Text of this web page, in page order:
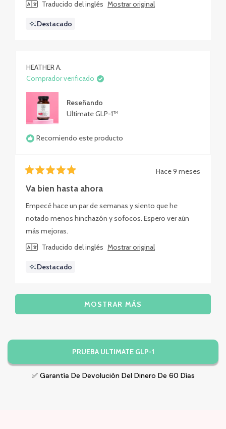
Traducido del inglés Mostrar original
Destacado
HEATHER A.
Comprador verificado
Reseñando
Ultimate GLP-1™
Recomiendo este producto
5
de
estrellas
Hace 9 meses
Va bien hasta ahora
Empecé hace un par de semanas y siento que he
notado menos hinchazón y sofocos. Espero ver aún
más mejoras.
Traducido del inglés Mostrar original
Destacado
Cargando...
MOSTRAR MÁS
PRUEBA ULTIMATE GLP-1
✅ Garantía De Devolución Del Dinero De 60 Días